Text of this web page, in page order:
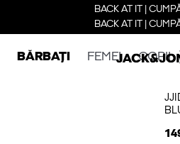
BACK AT IT |
BACK AT IT |
BĂRBAȚI FEMEI COPII